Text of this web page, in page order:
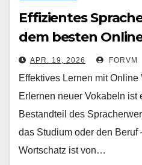
Effizientes
dem besten
APR. 19, 2026 FORVM
Effektives Lernen mit
Erlernen neuer Vokabeln ist
Bestandteil des
das Studium oder den Beruf
Wortschatz ist von…